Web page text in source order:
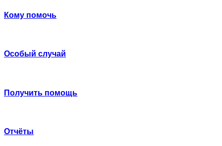
Кому помочь
Особый случай
Получить помощь
Отчёты